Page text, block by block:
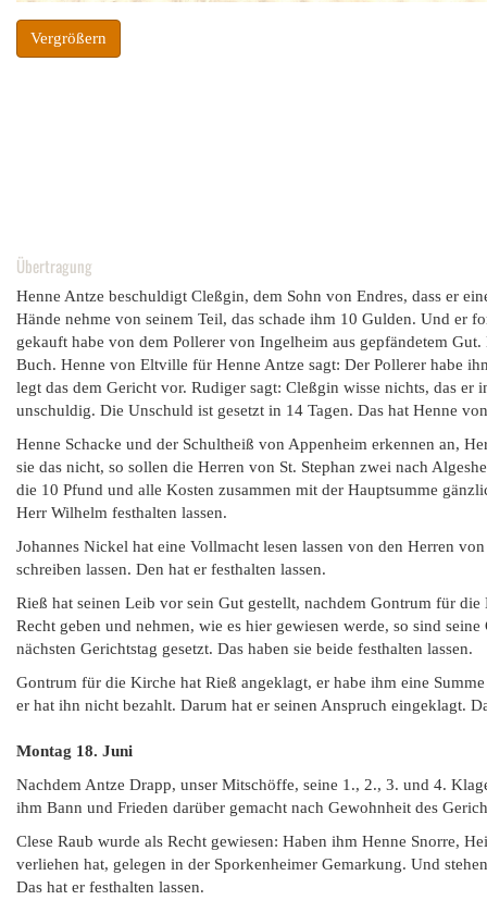
Vergrößern
Übertragung
Henne Antze beschuldigt Cleßgin, dem Sohn von Endres, dass er
Hände nehme von seinem Teil, das schade ihm 10 Gulden. Und er
gekauft habe von dem Pollerer von Ingelheim aus gepfändetem
Buch. Henne von Eltville für Henne Antze sagt: Der Pollerer habe
legt das dem Gericht vor. Rudiger sagt: Cleßgin wisse nichts, das er
unschuldig. Die Unschuld ist gesetzt in 14 Tagen. Das hat Henne
Henne Schacke und der Schultheiß von Appenheim erkennen an,
sie das nicht, so sollen die Herren von St. Stephan zwei nach
die 10 Pfund und alle Kosten zusammen mit der Hauptsumme
Herr Wilhelm festhalten lassen.
Johannes Nickel hat eine Vollmacht lesen lassen von den Herren
schreiben lassen. Den hat er festhalten lassen.
Rieß hat seinen Leib vor sein Gut gestellt, nachdem Gontrum für
Recht geben und nehmen, wie es hier gewiesen werde, so sind
nächsten Gerichtstag gesetzt. Das haben sie beide festhalten lassen.
Gontrum für die Kirche hat Rieß angeklagt, er habe ihm eine
er hat ihn nicht bezahlt. Darum hat er seinen Anspruch eingeklagt.
Montag 18. Juni
Nachdem Antze Drapp, unser Mitschöffe, seine 1., 2., 3. und 4.
ihm Bann und Frieden darüber gemacht nach Gewohnheit des
Clese Raub wurde als Recht gewiesen: Haben ihm Henne Snorre,
verliehen hat, gelegen in der Sporkenheimer Gemarkung. Und
Das hat er festhalten lassen.